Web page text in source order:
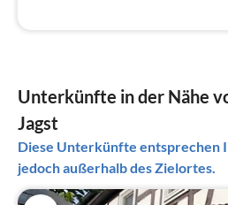
Unterkünfte in der Nähe
Jagst
Diese Unterkünfte entsprechen
jedoch außerhalb des Zielortes.